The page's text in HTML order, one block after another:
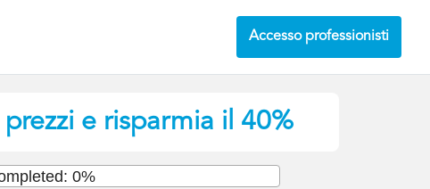
Accesso professionisti
e risparmia il 40%
0%